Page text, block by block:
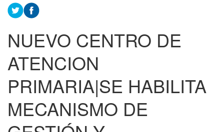
NUEVO CENTRO DE
ATENCION
PRIMARIA|SE HABILITA
MECANISMO DE